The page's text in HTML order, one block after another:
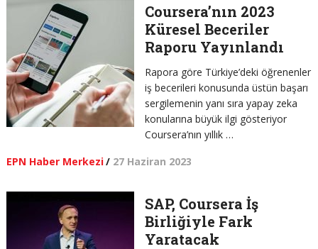
Coursera’nın 2023
Küresel Beceriler
Raporu Yayınlandı
Rapora göre Türkiye’deki öğrenenler
iş becerileri konusunda üstün başarı
sergilemenin yanı sıra yapay zeka
konularına büyük ilgi gösteriyor
Coursera’nın yıllık …
EPN Haber Merkezi/ 27 Haziran 2023
SAP, Coursera İş
Birliğiyle Fark
Yaratacak